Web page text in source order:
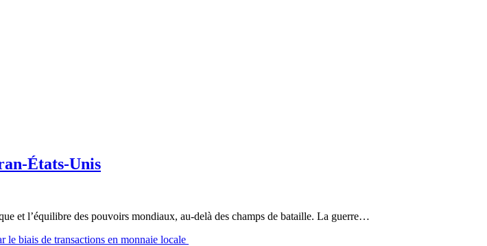
États-Unis
et l’équilibre des pouvoirs mondiaux, au-delà des champs de bataille. La guerre…
le biais de transactions en monnaie locale